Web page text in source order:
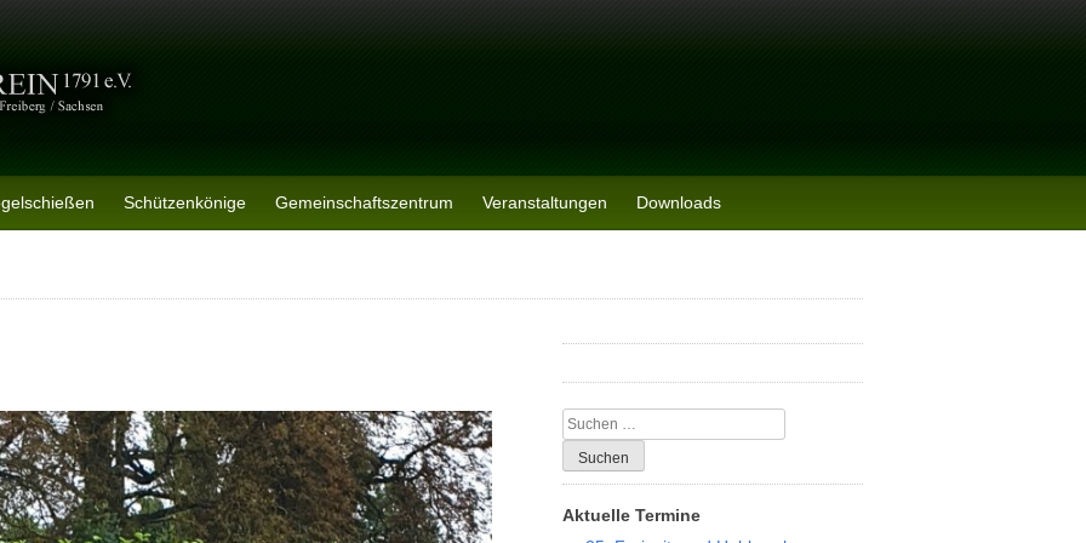
Schützenkönige Gemeinschaftszentrum Veranstaltungen Downloads
Suchen
nach:
Aktuelle Termine